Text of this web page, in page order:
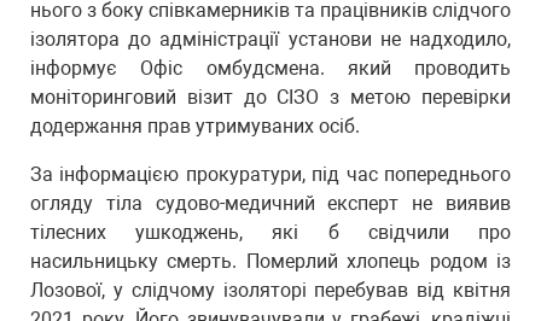
нього з боку співкамерників та працівників слідчого
ізолятора до адміністрації установи не надходило,
інформує Офіс омбудсмена. який проводить
моніторинговий візит до СІЗО з метою перевірки
додержання прав утримуваних осіб.
За інформацією прокуратури, під час попереднього
огляду тіла судово-медичний експерт не виявив
тілесних ушкоджень, які б свідчили про
насильницьку смерть. Померлий хлопець родом із
Лозової, у слідчому ізоляторі перебував від квітня